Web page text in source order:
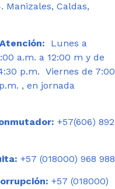
Manizales, Caldas,
Lunes a
a.m. a 12:00 m y de
p.m. Viernes de 7:00
, en jornada
+57(606) 892
+57 (018000) 968 988
+57 (018000)